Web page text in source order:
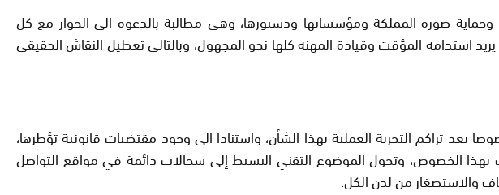
وحماية صورة المملكة ومؤسساتها ودستورها، وهي مطالبة بالدعوة الى الحوار مع كل
المؤقت وقيادة المهنة كلها نحو المجهول، وبالتالي تعطيل النقاش الحقيقي
بعد تراكم التجربة العملية بهذا الشأن، واستنادا الى وجود مقتضيات قانونية تؤطرها،
الخصوص، وتحول الموضوع التقني البسيط إلى سجالات دائمة في مواقع التواصل
والاستصغار من لدن الكل.